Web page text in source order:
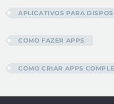
APLICATIVOS PARA
COMO FAZER APPS
COMO CRIAR APPS